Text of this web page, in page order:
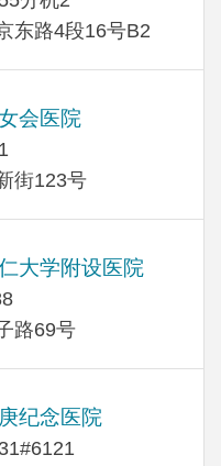
东路4段16号B​​2
会医院
街123号
大学附设医院
路69号
纪念医院